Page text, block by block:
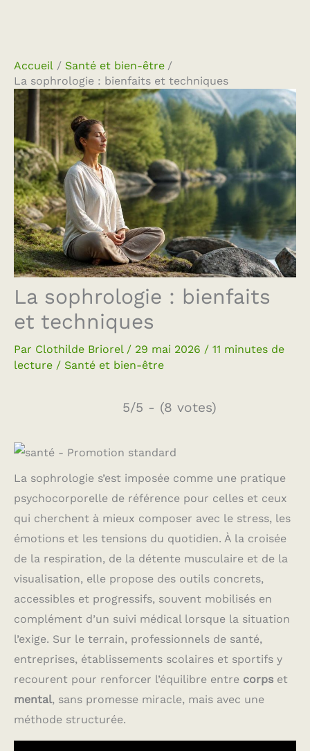
Accueil
Santé et bien-être
La sophrologie : bienfaits et techniques
La sophrologie : bienfaits
et techniques
Par Clothilde Briorel / 29 mai 2026 / 11 minutes de
lecture / Santé et bien-être
5/5 - (8 votes)
La sophrologie s’est imposée comme une pratique
psychocorporelle de référence pour celles et ceux
qui cherchent à mieux composer avec le stress, les
émotions et les tensions du quotidien. À la croisée
de la respiration, de la détente musculaire et de la
visualisation, elle propose des outils concrets,
accessibles et progressifs, souvent mobilisés en
complément d’un suivi médical lorsque la situation
l’exige. Sur le terrain, professionnels de santé,
entreprises, établissements scolaires et sportifs y
recourent pour renforcer l’équilibre entre corps et
mental, sans promesse miracle, mais avec une
méthode structurée.